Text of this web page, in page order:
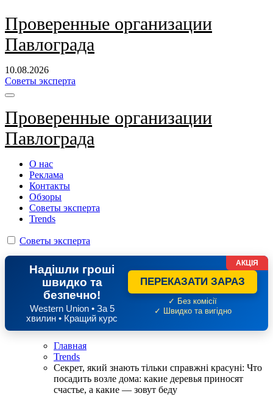
Перейти
к
содержанию
Проверенные организации
Павлограда
10.08.2026
Советы эксперта
Проверенные организации
Павлограда
О нас
Реклама
Контакты
Обзоры
Советы эксперта
Trends
Советы эксперта
Надішли гроші
швидко та
безпечно!
Western Union • За 5
хвилин • Кращий курс
ПЕРЕКАЗАТИ ЗАРАЗ
✓ Без комісії
✓ Швидко та вигідно
АКЦІЯ
Главная
Trends
Секрет, який знають тільки справжні красуні: Что
посадить возле дома: какие деревья приносят
счастье, а какие — зовут беду